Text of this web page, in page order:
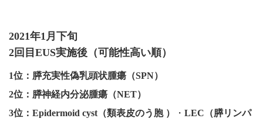
2021年1月下旬
2回目EUS実施後（可能性高い順）
1位：膵充実性偽乳頭状腫瘍（SPN）
2位：膵神経内分泌腫瘍（NET）
3位：Epidermoid cyst（類表皮のう胞 ）
・ LEC（膵リンパ